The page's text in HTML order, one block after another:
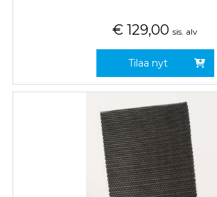
€ 129,00 sis. alv
Tilaa nyt